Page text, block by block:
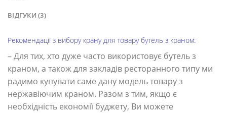
ВІДГУКИ (3)
Рекомендації з вибору крану для товару бутель з краном:
– Для тих, хто дуже часто використовує бутель з
краном, а також для закладів ресторанного типу ми
радимо купувати саме дану модель товару з
нержавіючим краном. Разом з тим, якщо є
необхідність економії буджету, Ви можете